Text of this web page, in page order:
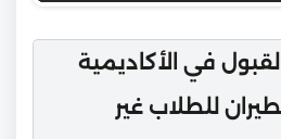
في الأكاديمية
للطلاب غير